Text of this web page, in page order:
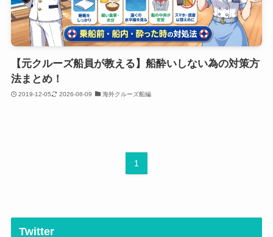
【元クルーズ船員が教える】船酔いしない為の対策方
法まとめ！
2019-12-05 2026-06-09 海外クルーズ船編
1
Twitter